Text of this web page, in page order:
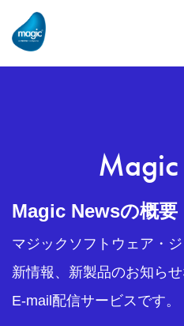
Magic Newsの概要
マジックソフトウェア・
新情報、新製品のお知ら
E-mail配信サービスです。